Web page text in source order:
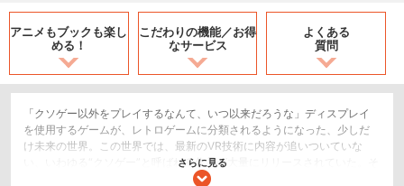
アニメもブックも楽し
める！
こだわりの機能／お得
なサービス
よくある
質問
「クソゲー以外をプレイするなんて、いつ以来だろうな」ディスプレイ
を使用するゲームが、レトロゲームに分類されるようになった、少しだ
け未来の世界。この世界では、最新のVR技術に内容が追いついていな
い、いわゆる“クソゲー”と呼ばれる作品が大量にリリースされていた。そ
んな数多のクソゲーをクリアすることに情熱を捧げてきた１人の“クソゲ
さらに見る